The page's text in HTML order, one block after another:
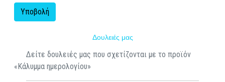
Υποβολή
Δουλειές μας
Δείτε δουλειές μας που σχετίζονται με το προϊόν
«Κάλυμμα ημερολογίου»